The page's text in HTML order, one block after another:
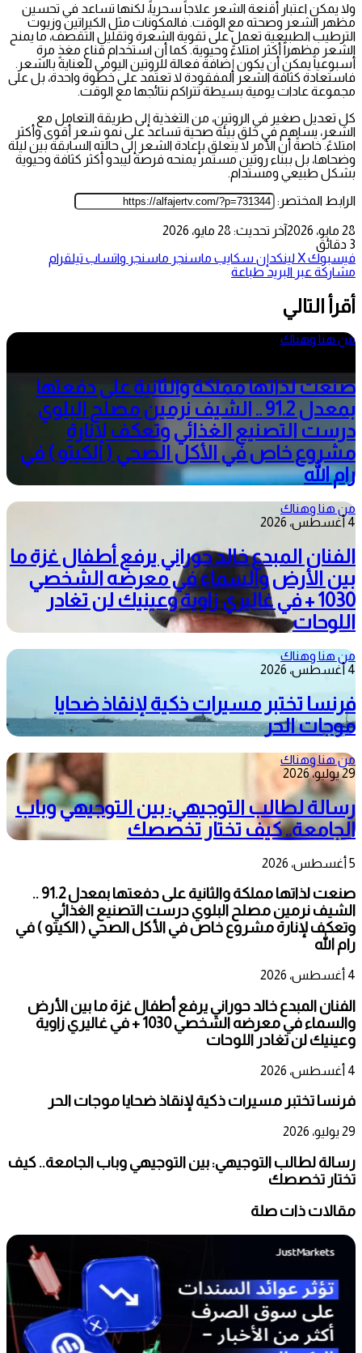
ولا يمكن اعتبار أقنعة الشعر علاجاً سحرياً، لكنها تساعد في تحسين
مظهر الشعر وصحته مع الوقت. فالمكونات مثل الكيراتين وزيوت
الترطيب الطبيعية تعمل على تقوية الشعرة وتقليل التقصف، ما يمنح
الشعر مظهراً أكثر امتلاءً وحيوية. كما أن استخدام قناع مغذٍ مرة
أسبوعياً يمكن أن يكون إضافة فعالة للروتين اليومي للعناية بالشعر.
فاستعادة كثافة الشعر المفقودة لا تعتمد على خطوة واحدة، بل على
مجموعة عادات يومية بسيطة تتراكم نتائجها مع الوقت.
كل تعديل صغير في الروتين، من التغذية إلى طريقة التعامل مع
الشعر، يساهم في خلق بيئة صحية تساعد على نمو شعر أقوى وأكثر
امتلاءً. خاصةً أن الأمر لا يتعلق بإعادة الشعر إلى حالته السابقة بين ليلة
وضحاها، بل ببناء روتين مستمر يمنحه فرصة ليبدو أكثر كثافة وحيوية
بشكل طبيعي ومستدام.
الرابط المختصر:
28 مايو، 2026
آخر تحديث: 28 مايو، 2026
3 دقائق
فيسبوك‫Xلينكدإن سكايب ماسنجر ماسنجر واتساب تيلقرام
مشاركة عبر البريد طباعة
أقرأ التالي
من هنا وهناك
صنعت لذاتها مملكة والثانية على دفعتها
بمعدل 91.2 .. الشيف نرمين مصلح البلوي
درست التصنيع الغذائي وتعكف لإنارة
مشروع خاص في الأكل الصحي ( الكيتو ) في
رام الله
من هنا وهناك
4 أغسطس، 2026
الفنان المبدع خالد حوراني يرفع أطفال غزة ما
بين الأرض والسماء في معرضه الشخصي
1030 + في غاليري زاوية وعينيك لن تغادر
اللوحات
من هنا وهناك
4 أغسطس، 2026
فرنسا تختبر مسيرات ذكية لإنقاذ ضحايا
موجات الحر
من هنا وهناك
29 يوليو، 2026
رسالة لطالب التوجيهي: بين التوجيهي وباب
الجامعة.. كيف تختار تخصصك
5 أغسطس، 2026
صنعت لذاتها مملكة والثانية على دفعتها بمعدل 91.2 ..
الشيف نرمين مصلح البلوي درست التصنيع الغذائي
وتعكف لإنارة مشروع خاص في الأكل الصحي ( الكيتو ) في
رام الله
4 أغسطس، 2026
الفنان المبدع خالد حوراني يرفع أطفال غزة ما بين الأرض
والسماء في معرضه الشخصي 1030 + في غاليري زاوية
وعينيك لن تغادر اللوحات
4 أغسطس، 2026
فرنسا تختبر مسيرات ذكية لإنقاذ ضحايا موجات الحر
29 يوليو، 2026
رسالة لطالب التوجيهي: بين التوجيهي وباب الجامعة.. كيف
تختار تخصصك
مقالات ذات صلة